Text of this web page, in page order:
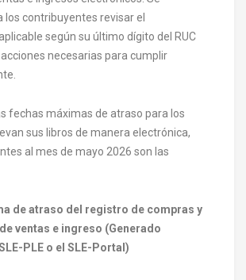
los contribuyentes revisar el
según su último dígito del RUC
necesarias para cumplir
fechas máximas de atraso para los
sus libros de manera electrónica,
al mes de mayo 2026 son las
de atraso del registro de compras y
ventas e ingreso (Generado
PLE o el SLE-Portal)